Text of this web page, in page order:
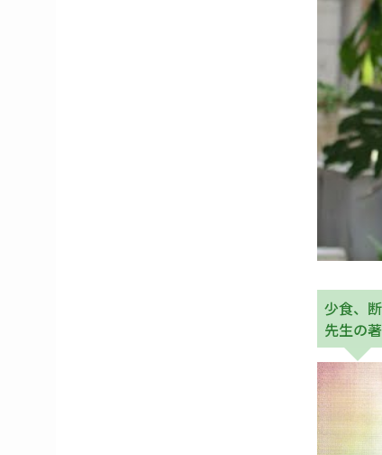
少食、
先生の